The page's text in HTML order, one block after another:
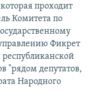
проходит
Комитета по
Фикрет
"рядом депутатов,
Народного